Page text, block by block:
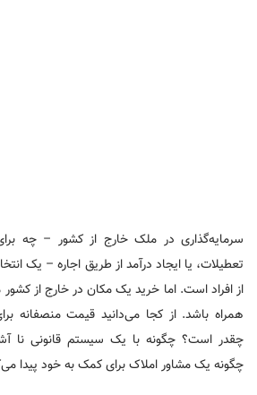
سرمایه‌گذاری در ملک خارج از کشور – چه
تعطیلات، یا ایجاد درآمد از طریق اجاره – یک
از افراد است. اما خرید یک مکان در خارج از
همراه باشد. از کجا می‌دانید قیمت منصفانه
چقدر است؟ چگونه با یک سیستم قانونی نا
چگونه یک مشاور املاک برای کمک به خود پیدا